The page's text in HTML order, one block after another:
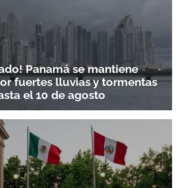
Panamá se mantiene
fuertes lluvias y tormentas
el 10 de agosto